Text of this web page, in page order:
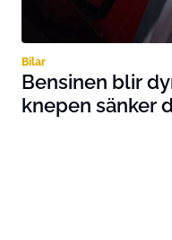
Bilar
Bensinen blir
knepen sänker